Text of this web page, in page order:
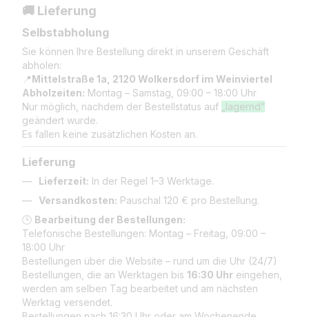
🚚 Lieferung
Selbstabholung
Sie können Ihre Bestellung direkt in unserem Geschäft
abholen:
📍Mittelstraße 1a, 2120 Wolkersdorf im Weinviertel
Abholzeiten: Montag – Samstag, 09:00 – 18:00 Uhr
Nur möglich, nachdem der Bestellstatus auf
„lagernd“
geändert wurde.
Es fallen keine zusätzlichen Kosten an.
Lieferung
Lieferzeit: In der Regel 1–3 Werktage.
Versandkosten: Pauschal 120 € pro Bestellung.
🕒 Bearbeitung der Bestellungen:
Telefonische Bestellungen: Montag – Freitag, 09:00 –
18:00 Uhr
Bestellungen über die Website – rund um die Uhr (24/7)
Bestellungen, die an Werktagen bis 16:30 Uhr eingehen,
werden am selben Tag bearbeitet und am nächsten
Werktag versendet.